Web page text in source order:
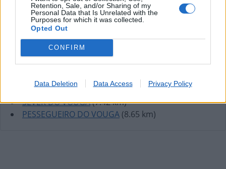
Retention, Sale, and/or Sharing of my
Personal Data that Is Unrelated with the
Purposes for which it was collected.
Opted Out
CONFIRM
Data Deletion Data Access Privacy Policy
Lojas mais próximas
RIBEIRADIO(2.88 km)
ROCAS DO VOUGA
ARÕES (VALE DE CAMBRA)(4.62 km)
SEVER DO VOUGA(7.42 km)
PESSEGUEIRO DO VOUGA (8.65 km)